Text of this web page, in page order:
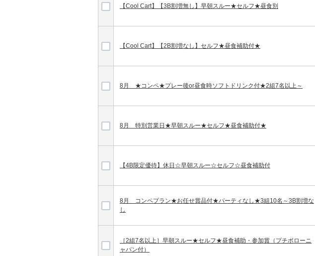
【Cool Cart】【3B割増無し】早朝スルー★セルフ★昼食別
【Cool Cart】【2B割増なし】セルフ★昼食補助付★
8月 ★コンペ★プレー後or昼食時ソフトドリンク付★2組7名以上～
8月 特別営業日★早朝スルー★セルフ★昼食補助付★
【4B限定優待】休日☆早朝スルー☆セルフ☆昼食補助付
8月 コンペプラン★お任せ賞品付★パーティなし★3組10名～3B割増な
し
［2組7名以上］早朝スルー★セルフ★昼食補助・参加賞（プチボローニ
ャパン付）